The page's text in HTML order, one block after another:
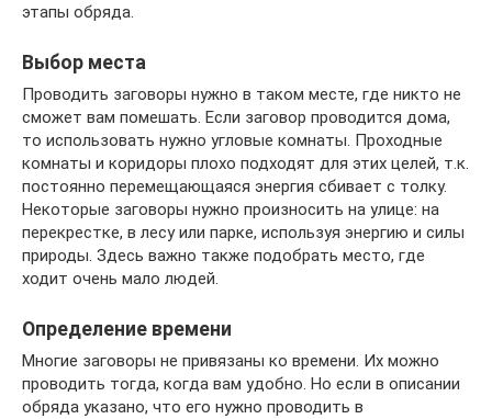
этапы обряда.
Выбор места
Проводить заговоры нужно в таком месте, где никто не
сможет вам помешать. Если заговор проводится дома,
то использовать нужно угловые комнаты. Проходные
комнаты и коридоры плохо подходят для этих целей, т.к.
постоянно перемещающаяся энергия сбивает с толку.
Некоторые заговоры нужно произносить на улице: на
перекрестке, в лесу или парке, используя энергию и силы
природы. Здесь важно также подобрать место, где
ходит очень мало людей.
Определение времени
Многие заговоры не привязаны ко времени. Их можно
проводить тогда, когда вам удобно. Но если в описании
обряда указано, что его нужно проводить в